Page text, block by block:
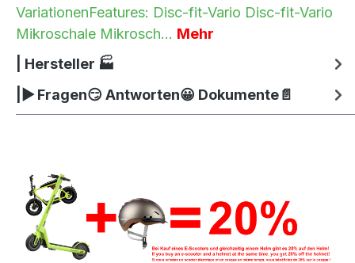
VariationenFeatures: Disc-fit-Vario Disc-fit-Vario
Mikroschale Mikrosch… Mehr
| Hersteller 🏭
|▶ Fragen😏 Antworten😀 Dokumente📄